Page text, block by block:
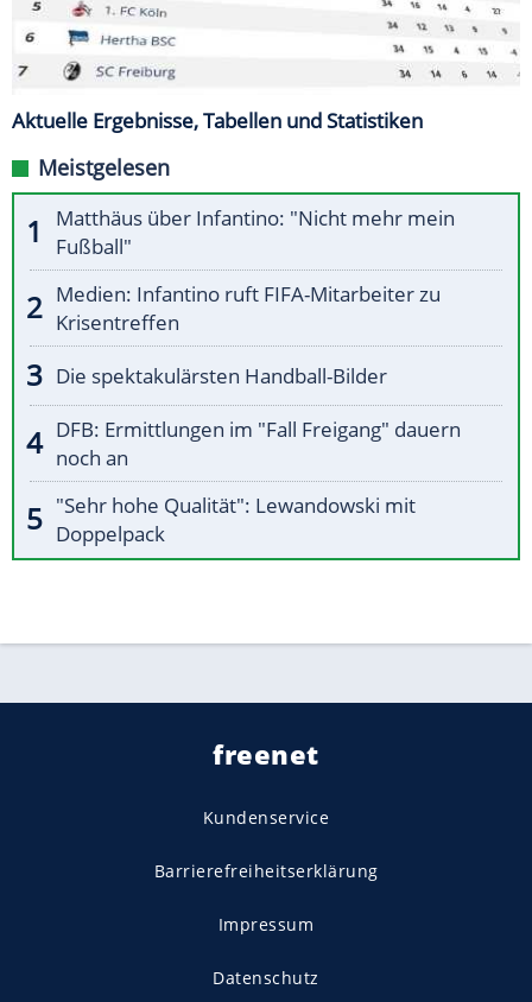
Aktuelle Ergebnisse, Tabellen und Statistiken
Meistgelesen
Matthäus über Infantino: "Nicht mehr mein
Fußball"
Medien: Infantino ruft FIFA-Mitarbeiter zu
Krisentreffen
Die spektakulärsten Handball-Bilder
DFB: Ermittlungen im "Fall Freigang" dauern
noch an
"Sehr hohe Qualität": Lewandowski mit
Doppelpack
freenet
Kundenservice
Barrierefreiheitserklärung
Impressum
Datenschutz